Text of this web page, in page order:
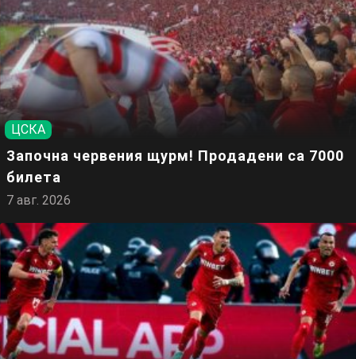
ЦСКА
Започна червения щурм! Продадени са 7000
билета
7 авг. 2026